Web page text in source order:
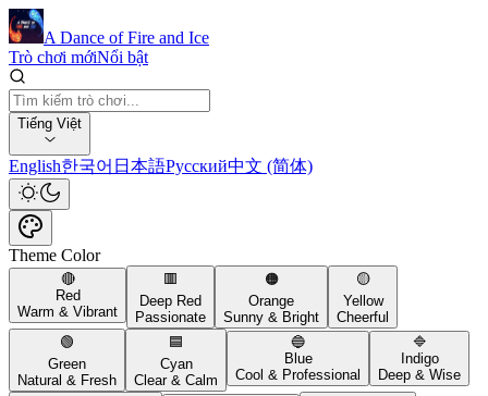
A Dance of Fire and Ice
Trò chơi mớiNổi bật
Tiếng Việt
English한국어 日本語Русский中文 (简体)
Theme Color
🔴
Red
Warm & Vibrant
🟥
Deep Red
Passionate
🟠
Orange
Sunny & Bright
🟡
Yellow
Cheerful
🟢
Green
Natural & Fresh
🟦
Cyan
Clear & Calm
🔵
Blue
Cool & Professional
🔷
Indigo
Deep & Wise